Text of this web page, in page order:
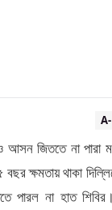
A-
আসন জিততে না পারা
ক্ষমতায় থাকা
পারল না হাত